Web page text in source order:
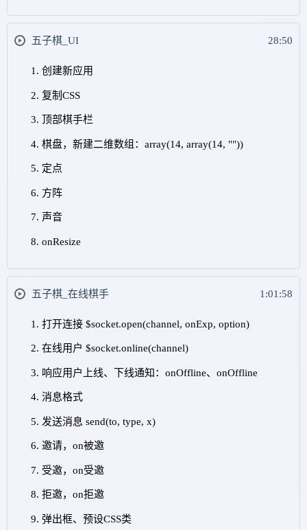
五子棋_UI 28:50
创建新应用
复制CSS
顶部棋手栏
棋盘，新建二维数组：array(14, array(14, ""))
定点
方阵
声音
onResize
五子棋_在线棋手 1:01:58
打开连接 $socket.open(channel, onExp, option)
在线用户 $socket.online(channel)
响应用户上线、下线通知：onOffline、onOffline
消息格式
发送消息 send(to, type, x)
邀请，on被邀
受邀，on受邀
拒邀，on拒邀
弹出框、预设CSS类